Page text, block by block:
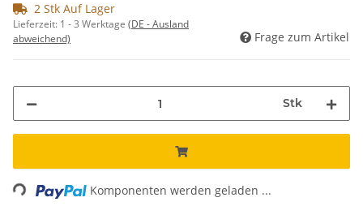
2 Stk Auf Lager
Lieferzeit: 1 - 3 Werktage (DE - Ausland
abweichend)
Frage zum Artikel
Stk
Komponenten werden geladen ...